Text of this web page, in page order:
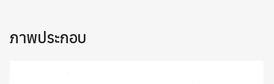
ภาพประกอบ